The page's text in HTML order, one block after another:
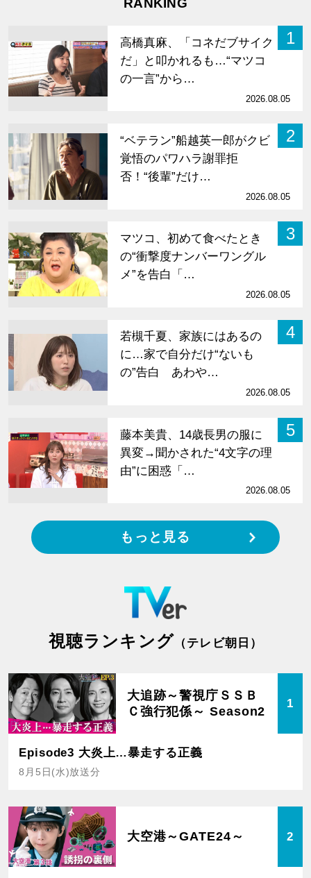
RANKING
1
高橋真麻、「コネだブサイク
だ」と叩かれるも…“マツコ
の一言”から…
2026.08.05
2
“ベテラン”船越英一郎がクビ
覚悟のパワハラ謝罪拒
否！“後輩”だけ…
2026.08.05
3
マツコ、初めて食べたとき
の“衝撃度ナンバーワングル
メ”を告白「…
2026.08.05
4
若槻千夏、家族にはあるの
に…家で自分だけ“ないも
の”告白 あわや…
2026.08.05
5
藤本美貴、14歳長男の服に
異変→聞かされた“4文字の理
由”に困惑「…
2026.08.05
もっと見る
視聴ランキング （テレビ朝日）
大追跡～警視庁ＳＳＢ
Ｃ強行犯係～ Season2
1
Episode3 大炎上…暴走する正義
8月5日(水)放送分
大空港～GATE24～ 2